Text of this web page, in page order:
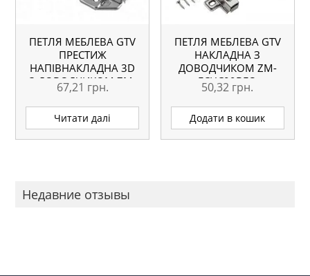
ПЕТЛЯ МЕБЛЕВА GTV
ПРЕСТИЖ
НАПІВНАКЛАДНА 3D
З ДОВОДЧИКОМ ZM-
CNHC08BR2
67,21 грн.
Читати далі
ПЕТЛЯ МЕБЛЕВА GTV
НАКЛАДНА З
ДОВОДЧИКОМ ZM-
ECHC09BEO
50,32 грн.
Додати в кошик
Недавние отзывы